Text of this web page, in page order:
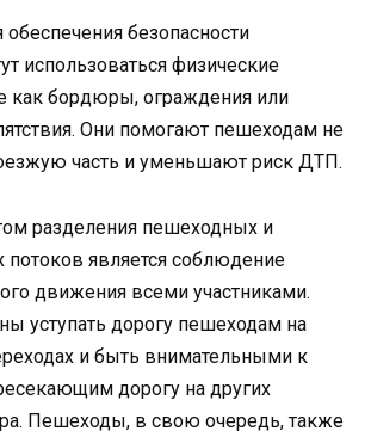
обеспечения безопасности
использоваться физические
как бордюры, ограждения или
Они помогают пешеходам не
часть и уменьшают риск ДТП.
разделения пешеходных и
является соблюдение
движения всеми участниками.
уступать дорогу пешеходам на
и быть внимательными к
дорогу на других
Пешеходы, в свою очередь, также